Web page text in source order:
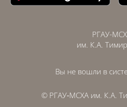
РГАУ-
им. К.А.
Вы не вошли в
© РГАУ‑МСХА им. К.А.